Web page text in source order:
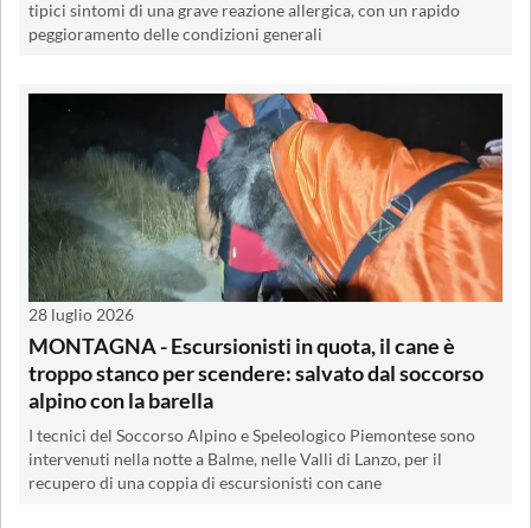
tipici sintomi di una grave reazione allergica, con un rapido
peggioramento delle condizioni generali
28 luglio 2026
MONTAGNA - Escursionisti in quota, il cane è
troppo stanco per scendere: salvato dal soccorso
alpino con la barella
I tecnici del Soccorso Alpino e Speleologico Piemontese sono
intervenuti nella notte a Balme, nelle Valli di Lanzo, per il
recupero di una coppia di escursionisti con cane